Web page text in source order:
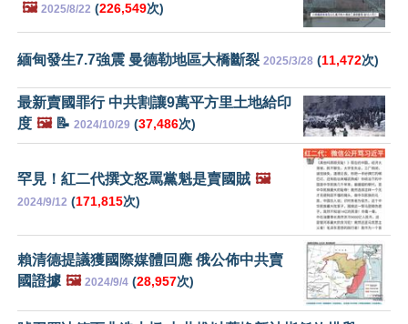
🖼️ 2025/8/22 (226,549次)
緬甸發生7.7強震 曼德勒地區大橋斷裂 2025/3/28 (11,472次)
最新賣國罪行 中共割讓9萬平方里土地給印
度 🖼️📝 2024/10/29 (37,486次)
罕見！紅二代撰文怒罵黨魁是賣國賊 🖼️
2024/9/12 (171,815次)
賴清德提議獲國際媒體回應 俄公佈中共賣
國證據 🖼️ 2024/9/4 (28,957次)